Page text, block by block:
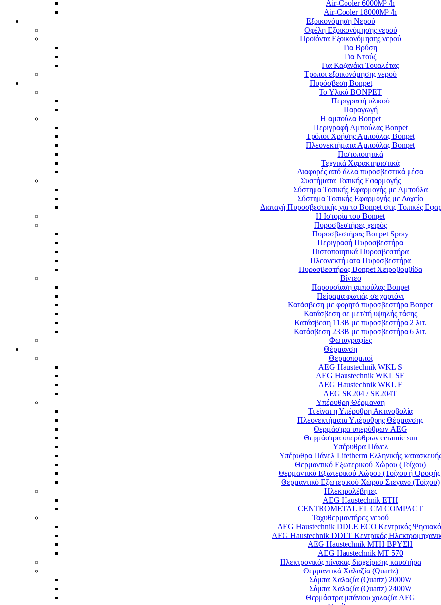
Air-Cooler 6000M³ /h
Air-Cooler 18000M³ /h
Εξοικονόμηση Νερού
Οφέλη Εξοικονόμησης νερού
Προϊόντα Εξοικονόμησης νερού
Για Βρύση
Για Ντούζ
Για Καζανάκι Τουαλέτας
Τρόποι εξοικονόμησης νερού
Πυρόσβεση Bonpet
Το Υλικό BONPET
Περιγραφή υλικού
Παραγωγή
Η αμπούλα Bonpet
Περιγραφή Αμπούλας Bonpet
Τρόποι Χρήσης Αμπούλας Bonpet
Πλεονεκτήματα Αμπούλας Bonpet
Πιστοποιητικά
Τεχνικά Χαρακτηριστικά
Διαφορές από άλλα πυροσβεστικά μέσα
Συστήματα Τοπικής Εφαρμογής
Σύστημα Τοπικής Εφαρμογής με Αμπούλα
Σύστημα Τοπικής Εφαρμογής με Δοχείο
Διαταγή Πυροσβεστικής για το Bonpet στις Τοπικές
Η Ιστορία του Bonpet
Πυροσβεστήρες χειρός
Πυροσβεστήρας Bonpet Spray
Περιγραφή Πυροσβεστήρα
Πιστοποιητικά Πυροσβεστήρα
Πλεονεκτήματα Πυροσβεστήρα
Πυροσβεστήρας Bonpet Χειροβομβίδα
Βίντεο
Παρουσίαση αμπούλας Bonpet
Πείραμα φωτιάς σε χαρτόνι
Κατάσβεση με φορητό πυροσβεστήρα Bonpet
Κατάσβεση σε μετ/τή υψηλής τάσης
Κατάσβεση 113Β με πυροσβεστήρα 2 λιτ.
Κατάσβεση 233Β με πυροσβεστήρα 6 λιτ.
Φωτογραφίες
Θέρμανση
Θερμοπομποί
AEG Haustechnik WKL S
AEG Haustechnik WKL SE
AEG Haustechnik WKL F
AEG SK204 / SK204T
Υπέρυθρη Θέρμανση
Τι είναι η Υπέρυθρη Ακτινοβολία
Πλεονεκτήματα Υπέρυθρης Θέρμανσης
Θερμάστρα υπερύθρων AEG
Θερμάστρα υπερύθρων ceramic sun
Υπέρυθρα Πάνελ
Υπέρυθρα Πάνελ Lifetherm Ελληνικής κατασκευής
Θερμαντικό Εξωτερικού Χώρου (Τοίχου)
Θερμαντικό Εξωτερικού Χώρου (Τοίχου ή
Θερμαντικό Εξωτερικού Χώρου Στεγανό (Τοίχου)
Ηλεκτρολέβητες
AEG Haustechnik ETH
CENTROMETAL EL CM COMPACT
Ταχυθερμαντήρες νερού
AEG Haustechnik DDLE ECO Κεντρικός
AEG Haustechnik DDLT Κεντρικός
AEG Haustechnik MTH ΒΡΥΣΗ
AEG Haustechnik MT 570
Ηλεκτρονικός πίνακας διαχείρισης καυστήρα
Θερμαντικά Χαλαζία (Quartz)
Σόμπα Χαλαζία (Quartz) 2000W
Σόμπα Χαλαζία (Quartz) 2400W
Θερμάστρα μπάνιου χαλαζία AEG